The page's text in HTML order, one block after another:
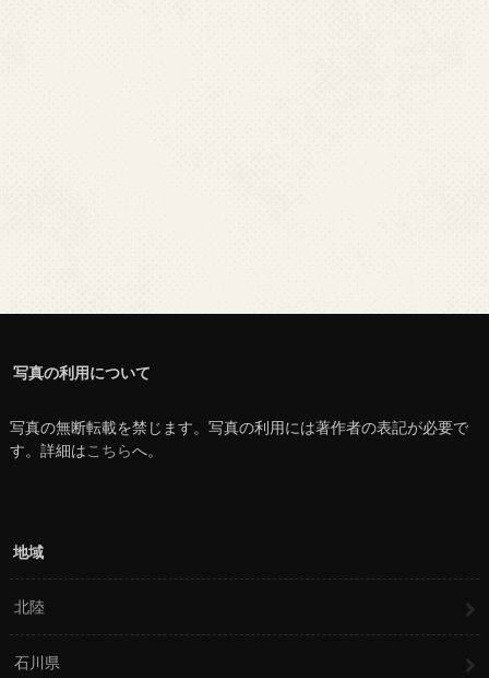
写真の利用について
写真の無断転載を禁じます。写真の利用には著作者の表記が必要で
す。詳細はこちらへ。
地域
北陸
石川県